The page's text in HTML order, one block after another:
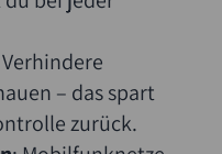
Verhindere
– das spart
zurück.